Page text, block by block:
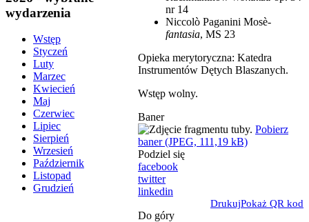
wydarzenia
Wstęp
Styczeń
Luty
Marzec
Kwiecień
Maj
Czerwiec
Lipiec
Sierpień
Wrzesień
Październik
Listopad
Grudzień
nr 14
Niccolò Paganini Mosè-
fantasia, MS 23
Opieka merytoryczna: Katedra
Instrumentów Dętych Blaszanych.
Wstęp wolny.
Baner
Pobierz
baner (JPEG, 111,19 kB)
Podziel się
facebook
twitter
linkedin
DrukujPokaż QR kod
Do góry